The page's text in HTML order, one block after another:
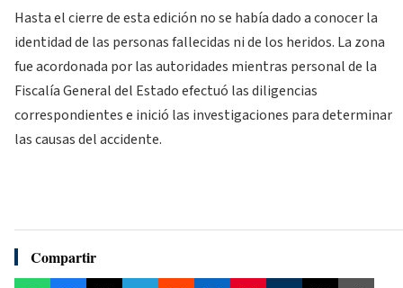
Hasta el cierre de esta edición no se había dado a conocer la
identidad de las personas fallecidas ni de los heridos. La zona
fue acordonada por las autoridades mientras personal de la
Fiscalía General del Estado efectuó las diligencias
correspondientes e inició las investigaciones para determinar
las causas del accidente.
Compartir